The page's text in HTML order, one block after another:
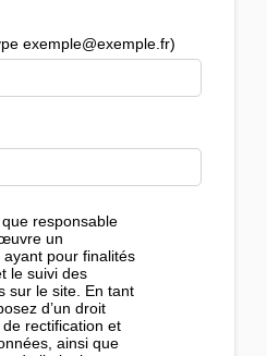
exemple@exemple.fr)
responsable
un
pour finalités
le suivi des
sur le site. En tant
d’un droit
de rectification et
ainsi que